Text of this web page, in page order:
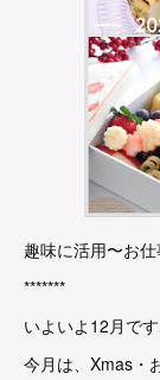
趣味に活用〜お
*******
いよいよ12月で
今月は、Xmas・